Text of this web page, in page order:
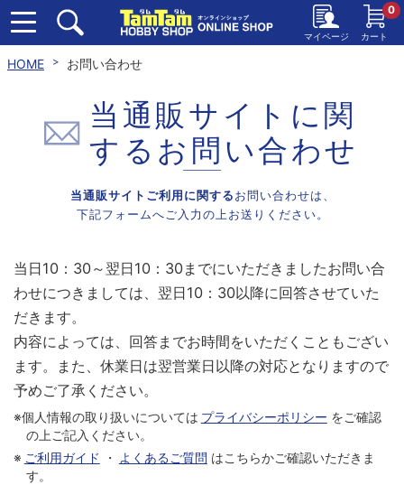
マイページ カート
0
HOME お問い合わせ
当通販サイトに関
する お問い合わせ
当通販サイトご利用に関する お問い合わせは、
下記フォームへご入力の上お送りください。
当日10：30～翌日10：30までにいただきましたお問い合
わせにつきましては、翌日10：30以降に回答させていた
だきます。
内容によっては、回答までお時間をいただくこともござい
ます。また、休業日は翌営業日以降の対応となりますので
予めご了承ください。
※個人情報の取り扱いについては プライバシーポリシー をご確認
の上ご記入ください。
※ ご利用ガイド ・ よくあるご質問 はこちらかご確認いただきま
す。